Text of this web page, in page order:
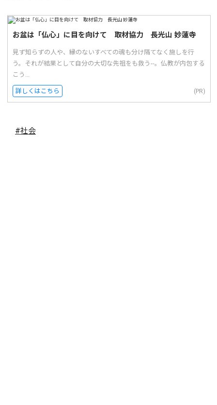
お盆は「仏心」に目を向けて 取材協力 長光山 妙蓮寺
見ず知らずの人や、縁のないすべての魂も分け隔てなく施しを行
う。それが結果として自分の大切な先祖をも救う--。仏教が内包する
こう...
詳しくはこちら (PR)
#社会